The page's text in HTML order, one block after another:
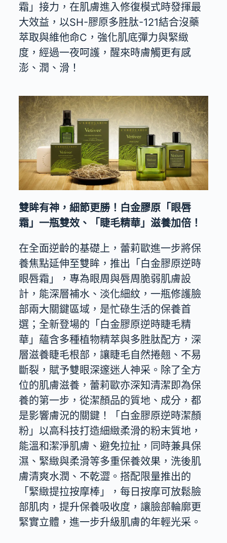
霜」接力，在肌膚進入修復模式時發揮最
大效益，以SH-膠原多胜肽-121結合沒藥
萃取與維他命C，強化肌底彈力與緊緻
度，經過一夜呵護，醒來時膚觸更有感
澎、潤、滑！
雙眸有神，細節更勝！白金膠原「眼唇
霜」一瓶雙效、「睫毛精華」滋養加倍！
在全面逆齡的基礎上，蕾莉歐進一步將保
養焦點延伸至雙眸，推出「白金膠原逆時
眼唇霜」，專為眼周與唇周脆弱肌膚設
計，能深層補水、淡化細紋，一瓶修護臉
部兩大關鍵區域，是忙碌生活的保養首
選；全新登場的「白金膠原逆時睫毛精
華」蘊含多種植物精萃與多胜肽配方，深
層滋養睫毛根部，讓睫毛自然捲翹、不易
斷裂，賦予雙眼深邃迷人神采。除了全方
位的肌膚滋養，蕾莉歐亦深知清潔即為保
養的第一步，從潔顏品的質地、成分，都
是影響膚況的關鍵！「白金膠原逆時潔顏
粉」以高科技打造細緻柔滑的粉末質地，
能溫和潔淨肌膚、避免拉扯，同時兼具保
濕、緊緻與柔滑等多重保養效果，洗後肌
膚清爽水潤、不乾澀。搭配限量推出的
「緊緻提拉按摩棒」，每日按摩可放鬆臉
部肌肉，提升保養吸收度，讓臉部輪廓更
緊實立體，進一步升級肌膚的年輕光采。